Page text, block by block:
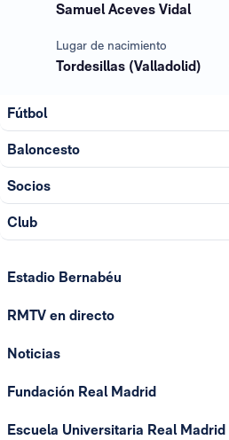
Samuel Aceves Vidal
Lugar de nacimiento
Tordesillas (Valladolid)
Fútbol
Baloncesto
Socios
Club
Estadio Bernabéu
RMTV en directo
Noticias
Fundación Real Madrid
Escuela Universitaria Real Madrid